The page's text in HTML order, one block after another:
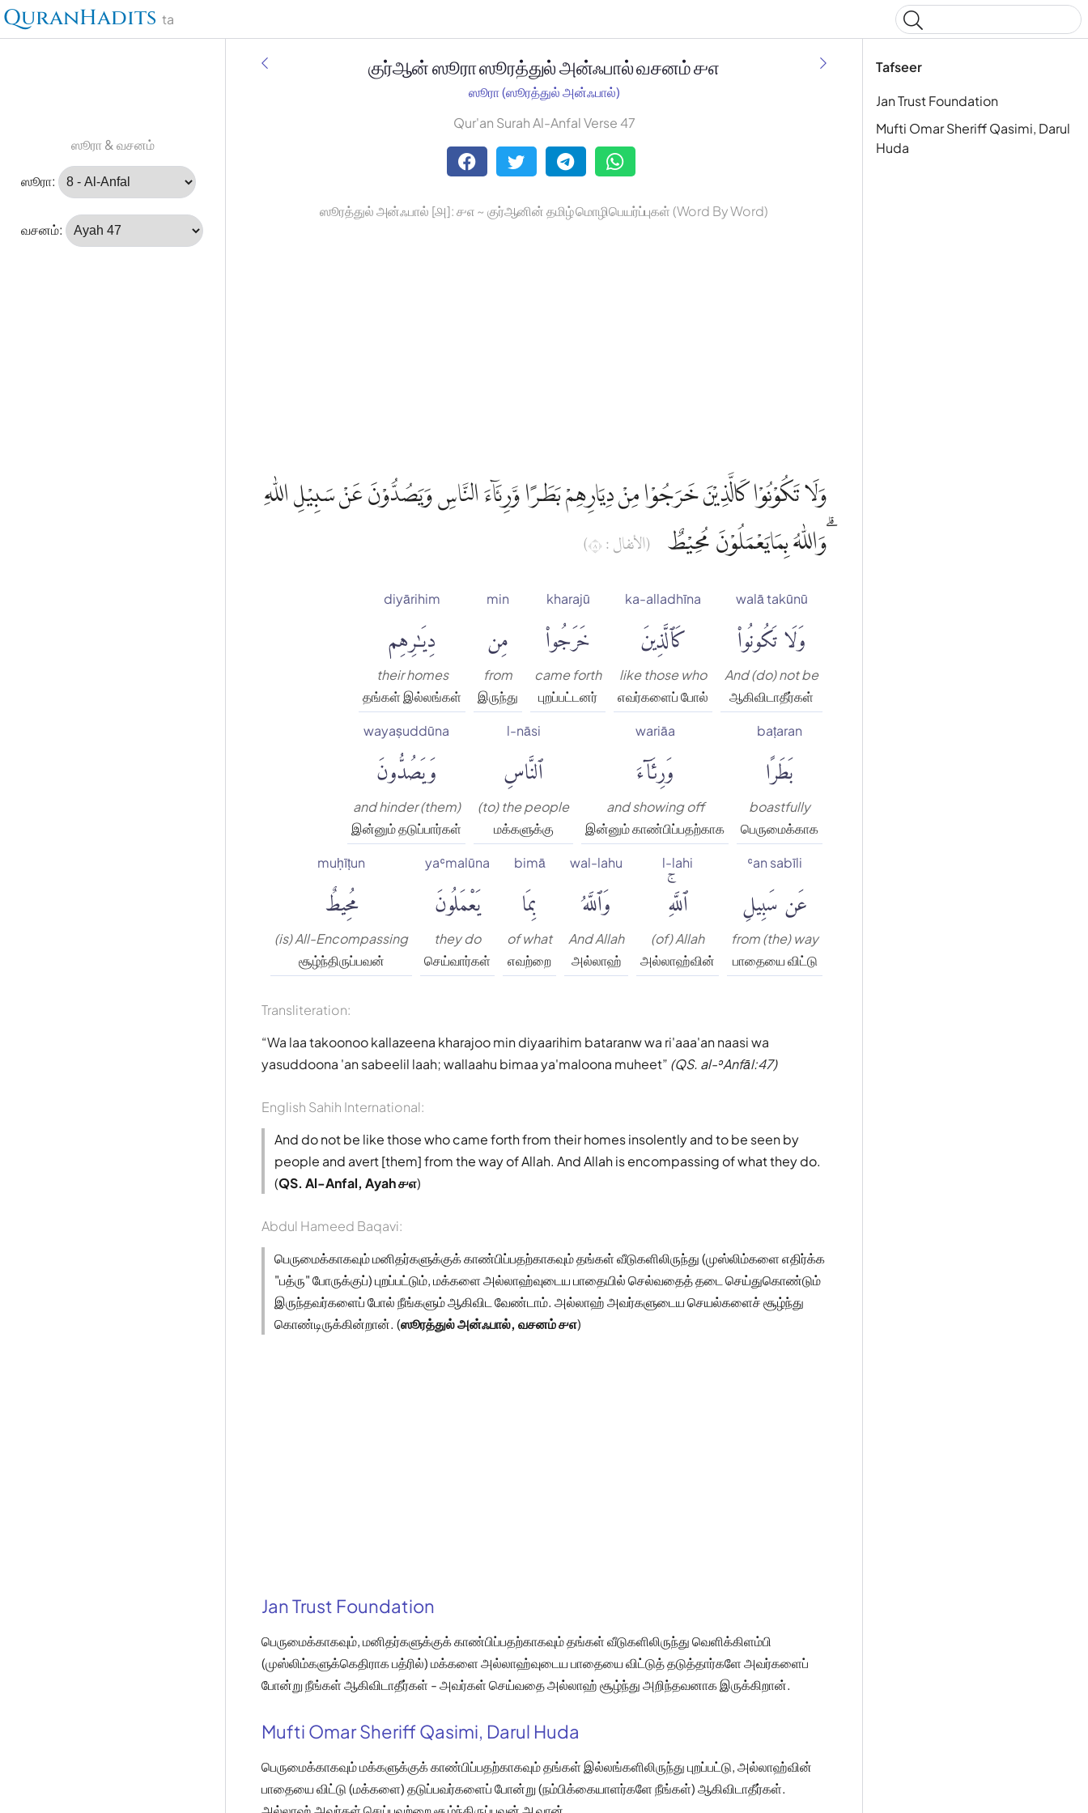
QuranHadits ta
ஸூரா & வசனம்
ஸூரா:
வசனம்:
Tafseer
Jan Trust Foundation
Mufti Omar Sheriff Qasimi, Darul
Huda
குர்ஆன் ஸூரா ஸூரத்துல் அன்ஃபால் வசனம் ௪௭
ஸூரா (ஸூரத்துல் அன்ஃபால்)
Qur'an Surah Al-Anfal Verse 47
ஸூரத்துல் அன்ஃபால் [௮]: ௪௭ ~ குர்ஆனின் தமிழ் மொழிபெயர்ப்புகள் (Word By Word)
وَلَا تَكُوْنُوْا كَالَّذِيْنَ خَرَجُوْا مِنْ دِيَارِهِمْ بَطَرًا وَّرِئَاۤءَ النَّاسِ وَيَصُدُّوْنَ عَنْ سَبِيْلِ اللّٰهِ
ۗوَاللّٰهُ بِمَايَعْمَلُوْنَ مُحِيْطٌ
(الأنفال : ٨)
walā takūnū
وَلَا تَكُونُوا۟
And (do) not be
ஆகிவிடாதீர்கள்
ka-alladhīna
كَٱلَّذِينَ
like those who
எவர்களைப் போல்
kharajū
خَرَجُوا۟
came forth
புறப்பட்டனர்
min
مِن
from
இருந்து
diyārihim
دِيَٰرِهِم
their homes
தங்கள் இல்லங்கள்
baṭaran
بَطَرًا
boastfully
பெருமைக்காக
wariāa
وَرِئَآءَ
and showing off
இன்னும் காண்பிப்பதற்காக
l-nāsi
ٱلنَّاسِ
(to) the people
மக்களுக்கு
wayaṣuddūna
وَيَصُدُّونَ
and hinder (them)
இன்னும் தடுப்பார்கள்
ʿan sabīli
عَن سَبِيلِ
from (the) way
பாதையை விட்டு
l-lahi
ٱللَّهِۚ
(of) Allah
அல்லாஹ்வின்
wal-lahu
وَٱللَّهُ
And Allah
அல்லாஹ்
bimā
بِمَا
of what
எவற்றை
yaʿmalūna
يَعْمَلُونَ
they do
செய்வார்கள்
muḥīṭun
مُحِيطٌ
(is) All-Encompassing
சூழ்ந்திருப்பவன்
Transliteration:
Wa laa takoonoo kallazeena kharajoo min diyaarihim bataranw wa ri'aaa'an naasi wa
yasuddoona 'an sabeelil laah; wallaahu bimaa ya'maloona muheet (QS. al-ʾAnfāl:47)
English Sahih International:
And do not be like those who came forth from their homes insolently and to be seen by
people and avert [them] from the way of Allah. And Allah is encompassing of what they do.
(QS. Al-Anfal, Ayah ௪௭)
Abdul Hameed Baqavi:
பெருமைக்காகவும் மனிதர்களுக்குக் காண்பிப்பதற்காகவும் தங்கள் வீடுகளிலிருந்து (முஸ்லிம்களை எதிர்க்க
"பத்ரு" போருக்குப்) புறப்பட்டும், மக்களை அல்லாஹ்வுடைய பாதையில் செல்வதைத் தடை செய்துகொண்டும்
இருந்தவர்களைப் போல் நீங்களும் ஆகிவிட வேண்டாம். அல்லாஹ் அவர்களுடைய செயல்களைச் சூழ்ந்து
கொண்டிருக்கின்றான். (ஸூரத்துல் அன்ஃபால், வசனம் ௪௭)
Jan Trust Foundation
பெருமைக்காகவும், மனிதர்களுக்குக் காண்பிப்பதற்காகவும் தங்கள் வீடுகளிலிருந்து வெளிக்கிளம்பி
(முஸ்லிம்களுக்கெதிராக பத்ரில்) மக்களை அல்லாஹ்வுடைய பாதையை விட்டுத் தடுத்தார்களே அவர்களைப்
போன்று நீங்கள் ஆகிவிடாதீர்கள் - அவர்கள் செய்வதை அல்லாஹ் சூழ்ந்து அறிந்தவனாக இருக்கிறான்.
Mufti Omar Sheriff Qasimi, Darul Huda
பெருமைக்காகவும் மக்களுக்குக் காண்பிப்பதற்காகவும் தங்கள் இல்லங்களிலிருந்து புறப்பட்டு, அல்லாஹ்வின்
பாதையை விட்டு (மக்களை) தடுப்பவர்களைப் போன்று (நம்பிக்கையாளர்களே நீங்கள்) ஆகிவிடாதீர்கள்.